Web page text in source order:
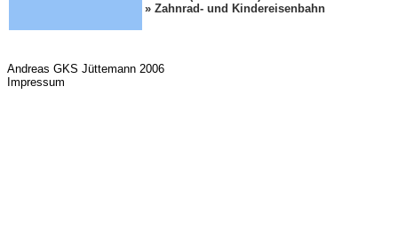
» Zahnrad- und Kindereisenbahn
Andreas GKS Jüttemann 2006
Impressum